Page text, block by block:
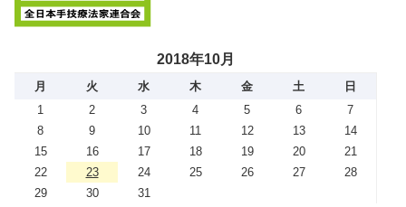
2018年10月
月 火 水 木 金 土
日
1
2 3 4 5 6
7
8
9 10 11 12 13
14
15
16 17 18 19 20
21
22
23 24 25 26 27
28
29
30 31